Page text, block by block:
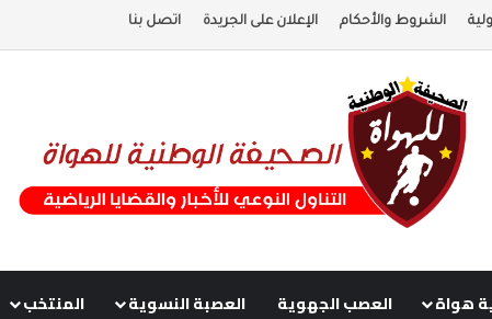
الشروط والأحكام الإعلان على الجريدة اتصل بنا
هواة العصب الجهوية العصبة النسوية المنتخب